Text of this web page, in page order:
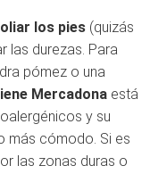
los pies (quizás
las durezas. Para
pómez o una
Mercadona está
y su
más cómodo. Si es
las zonas duras o